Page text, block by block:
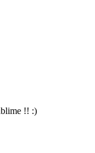
!! :)